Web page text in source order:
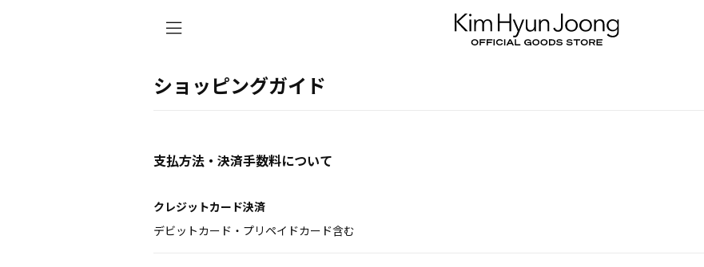
ショッピングガイド
支払方法・決済手数料について
クレジットカード決済
デビットカード・プリペイドカード含む